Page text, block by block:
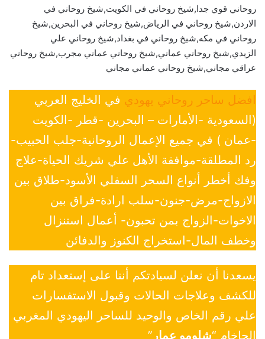
روحاني قوي جدا,شيخ روحاني في الكويت,شيخ روحاني في
الاردن,شيخ روحاني في الرياض,شيخ روحاني في البحرين,شيخ
روحاني في مكه,شيخ روحاني في بغداد,شيخ روحاني علي
الزيدي,شيخ روحاني عماني,شيخ روحاني عماني مجرب,شيخ روحاني
عراقي مجاني,شيخ روحاني عماني مجاني
افضل ساحر روحاني يهودي في الخليج العربي
(السعودية -الأمارات – البحرين -قطر -الكويت
-عمان ) في جميع الإعمال الروحانية-جلب الحبيب-
رد المطلقة-موافقة الأهل علي شريك الحياة-علاج
وفك أخطر أنواع السحر السفلي الأسود-طلاق بين
الازواج-مرض-جنون-سلب ارادة-فراق بين
الاخوات-الزواج بمن تحبون- أعمال استنزال
وخطف المال-استخراج الكنوز والدفائن
يسعدنا أن نعلن لسيادتكم أننا على إستعداد تام
للكشف وعلاجات الحالات وقبول الاستفسارات
علي رقم الخاص والوحيد للساحر اليهودي المغربي
الحاخام “شلومو عمار ”